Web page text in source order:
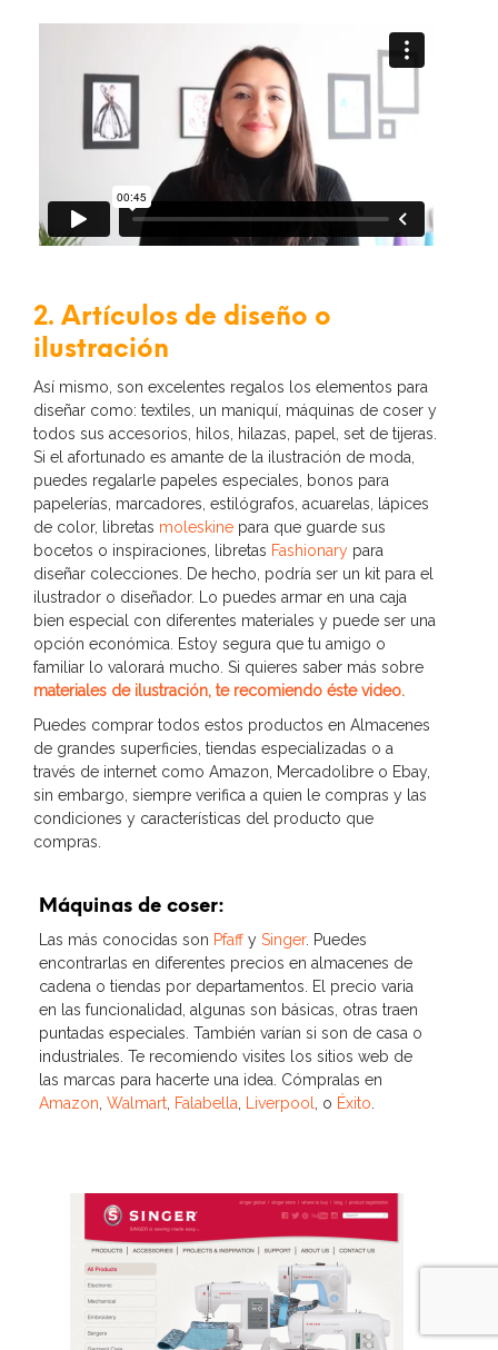
2. Artículos de diseño o
ilustración
Así mismo, son excelentes regalos los elementos para
diseñar como: textiles, un maniquí, máquinas de coser y
todos sus accesorios, hilos, hilazas, papel, set de tijeras.
Si el afortunado es amante de la ilustración de moda,
puedes regalarle papeles especiales, bonos para
papelerías, marcadores, estilógrafos, acuarelas, lápices
de color, libretas moleskine para que guarde sus
bocetos o inspiraciones, libretas Fashionary para
diseñar colecciones. De hecho, podría ser un kit para el
ilustrador o diseñador. Lo puedes armar en una caja
bien especial con diferentes materiales y puede ser una
opción económica. Estoy segura que tu amigo o
familiar lo valorará mucho. Si quieres saber más sobre
materiales de ilustración, te recomiendo éste video.
Puedes comprar todos estos productos en Almacenes
de grandes superficies, tiendas especializadas o a
través de internet como Amazon, Mercadolibre o Ebay,
sin embargo, siempre verifica a quien le compras y las
condiciones y características del producto que
compras.
Máquinas de coser:
Las más conocidas son Pfaffy Singer. Puedes
encontrarlas en diferentes precios en almacenes de
cadena o tiendas por departamentos. El precio varia
en las funcionalidad, algunas son básicas, otras traen
puntadas especiales. También varían si son de casa o
industriales. Te recomiendo visites los sitios web de
las marcas para hacerte una idea. Cómpralas en
Amazon Walmart Falabella Liverpool , o Éxito